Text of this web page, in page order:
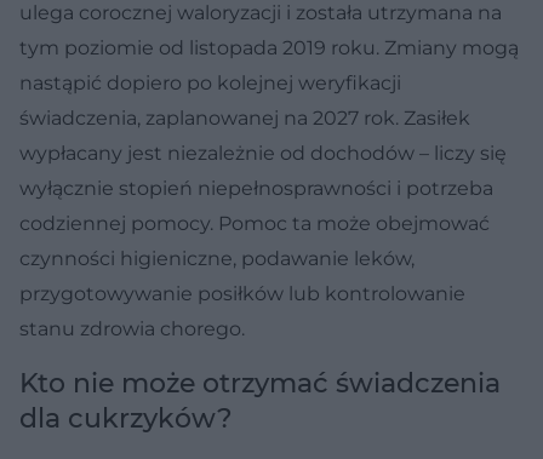
ulega corocznej waloryzacji i została utrzymana na
tym poziomie od listopada 2019 roku. Zmiany mogą
nastąpić dopiero po kolejnej weryfikacji
świadczenia, zaplanowanej na 2027 rok. Zasiłek
wypłacany jest niezależnie od dochodów – liczy się
wyłącznie stopień niepełnosprawności i potrzeba
codziennej pomocy. Pomoc ta może obejmować
czynności higieniczne, podawanie leków,
przygotowywanie posiłków lub kontrolowanie
stanu zdrowia chorego.
Kto nie może otrzymać świadczenia
dla cukrzyków?